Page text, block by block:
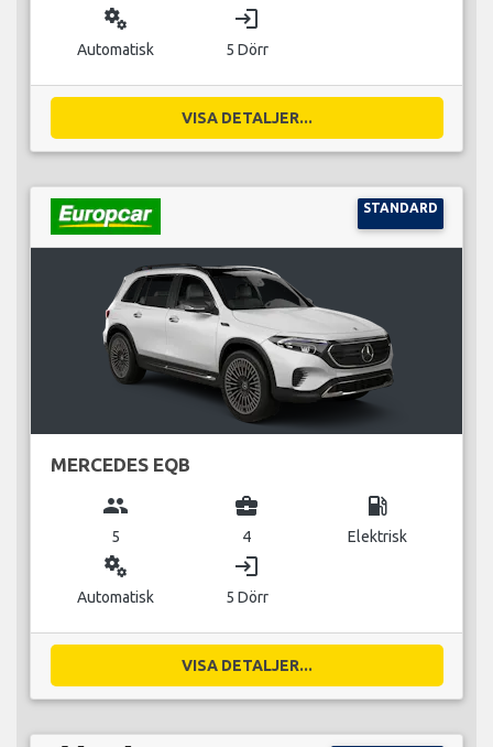
miscellaneous_services
Automatisk
login
5 Dörr
VISA DETALJER...
STANDARD
MERCEDES EQB
group
5
business_center
4
local_gas_station
Elektrisk
miscellaneous_services
Automatisk
login
5 Dörr
VISA DETALJER...